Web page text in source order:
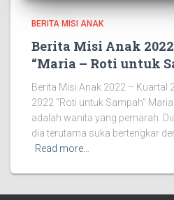
BERITA MISI ANAK
Berita Misi Anak 2022
“Maria – Roti untuk
Berita Misi Anak 2022 – Kuartal
2022 “Roti untuk Sampah”
adalah wanita yang pemarah.
dia terutama suka bertengkar
Read more…